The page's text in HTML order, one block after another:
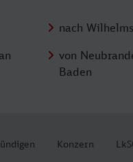
nach
von
Baden
Konzern